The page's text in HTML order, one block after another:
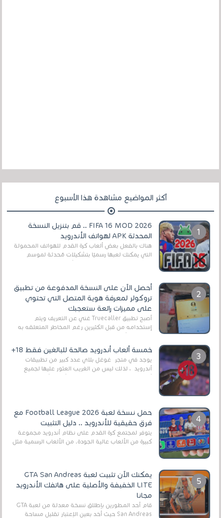
أكثر المواضيع مشاهدة هذا الأسبوع
FIFA 16 MOD 2026 .. قم بتنزيل النسخة
المحدثة APK لهواتف الأندرويد
هناك بالفعل بعض ألعاب كرة القدم للهواتف المحمولة
التي يمكنك لعبها رسميًا بتشكيلات مُحدثة لموسم
أحصل الآن على النسخة المدفوعة من تطبيق
تروكولر لمعرفة هوية المتصل التي تحتوي
على مميزات رائعة ستعجبك
أصبح تطبيق Truecaller غني عن التعريف ويتم
إستخدامه من قبل الكثيرين رغم المخاطر المتعلقه به
خمسة ألعاب أندرويد صالحة للبالغين فقط 18+
يوجد في متجر غوغل بلاي عدد كبير من تطبيقات
أندرويد ، لذلك ليس من الغريب العثور عليها لجميع
حمل نسخة لعبة Football League 2026 مع
فرق حقيقية للأندرويد .. دليل التثبيت
يتوفر لمجتمع كرة القدم على نظام أندرويد مجموعة
كبيرة من الألعاب عالية الجودة. من الألعاب الرسمية مثل
يمكنك الآن تثبيت لعبة GTA San Andreas
LITE الخفيفة والأصلية على هاتفك الأندرويد
مجانا
قام أحد المطورين بإطلاق نسخة معدلة من لعبة GTA
San Andreas حيث أخد بعين الإعتبار تقليل مساحة